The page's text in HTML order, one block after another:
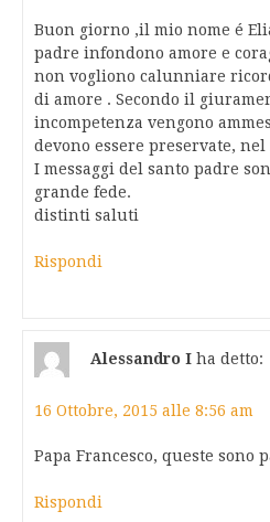
Buon giorno ,il mio nome é
padre infondono amore e
non vogliono calunniare
di amore . Secondo il
incompetenza vengono
devono essere preservate,
I messaggi del santo padre
grande fede.
distinti saluti
Rispondi
Alessandro I ha detto:
16 Ottobre, 2015 alle 8:56 am
Papa Francesco, queste sono
Rispondi